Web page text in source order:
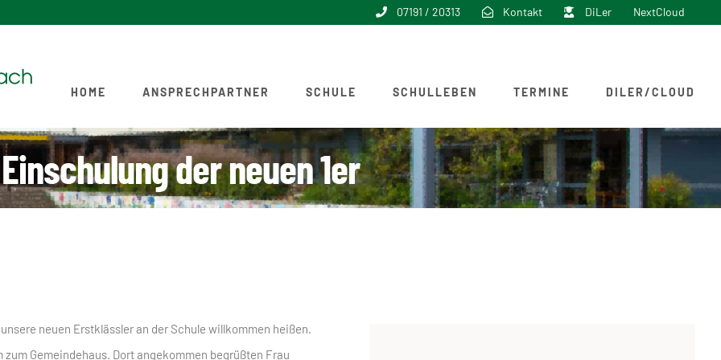
07191 / 20313 Kontakt DiLer NextCloud
HOME ANSPRECHPARTNER SCHULE SCHULLEBEN TERMINE DILER/CLOUD
Einschulung der neuen 1er
neuen Erstklässler an der Schule willkommen heißen.
Gemeindehaus. Dort angekommen begrüßten Frau